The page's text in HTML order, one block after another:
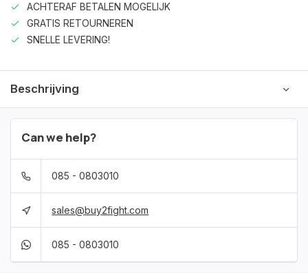
ACHTERAF BETALEN MOGELIJK
GRATIS RETOURNEREN
SNELLE LEVERING!
Beschrijving
Can we help?
085 - 0803010
sales@buy2fight.com
085 - 0803010